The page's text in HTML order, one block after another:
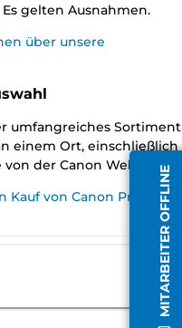
MITARBEITER OFFLINE
gelten Ausnahmen.
über unsere
umfangreiches Sortiment
einem Ort, einschließlich
der Canon Website.
Kauf von Canon